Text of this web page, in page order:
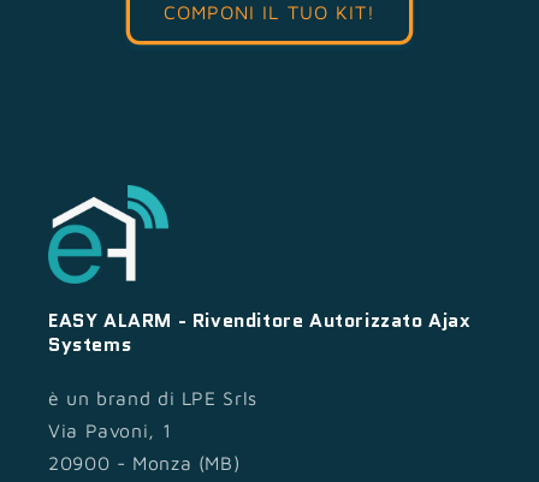
COMPONI IL TUO KIT!
EASY ALARM - Rivenditore Autorizzato Ajax
Systems
è un brand di LPE Srls
Via Pavoni, 1
20900 - Monza (MB)